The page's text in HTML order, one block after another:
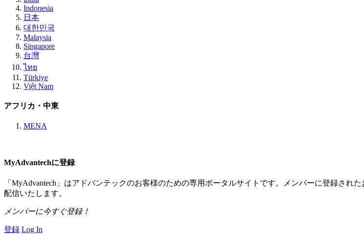
Indonesia
日本
대한민국
Malaysia
Singapore
台灣
ไทย
Türkiye
Việt Nam
アフリカ・中東
MENA
MyAdvantechに登録
「MyAdvantech」はアドバンテックのお客様のための専用ポータルサイトです。メンバーに登録され
配信いたします。
メンバーに今すぐ登録！
登録 Log In